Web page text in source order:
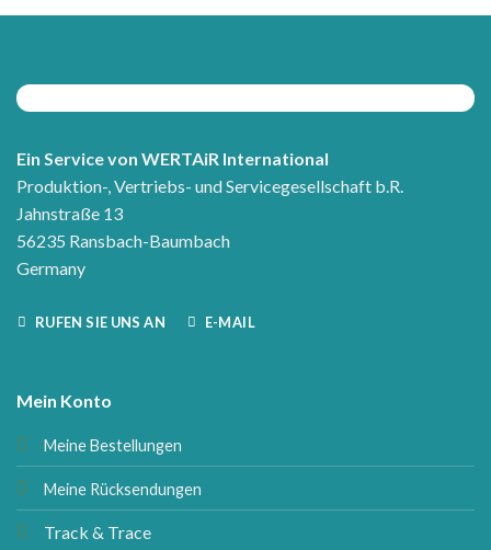
Ein Service von WERTAiR International
Produktion-, Vertriebs- und Servicegesellschaft b.R.
Jahnstraße 13
56235 Ransbach-Baumbach
Germany
RUFEN SIE UNS AN E-MAIL
Mein Konto
Meine Bestellungen
Meine Rücksendungen
Track & Trace